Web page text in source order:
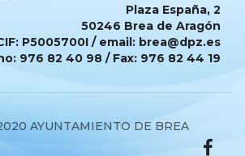
Plaza España, 2
50246 Brea de Aragón
P5005700I / email: brea@dpz.es
976 82 40 98 / Fax: 976 82 44 19
AYUNTAMIENTO DE BREA